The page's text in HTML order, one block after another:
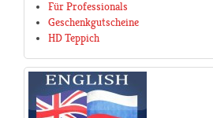
Für Professionals
Geschenkgutscheine
HD Teppich